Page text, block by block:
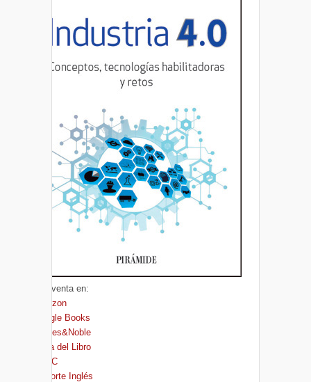
A la venta en:
Amazon
Google Books
Barnes&Noble
Casa del Libro
FNAC
El Corte Inglés